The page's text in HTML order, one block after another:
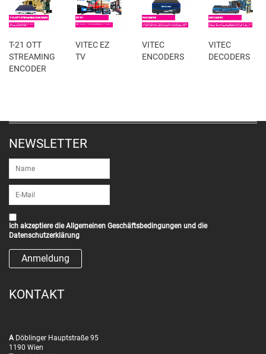
T-21 OTT
STREAMING
ENCODER
VITEC EZ
TV
VITEC
ENCODERS
VITEC
DECODERS
NEWSLETTER
Ich akzeptiere dieAllgemeinen Geschäftsbedingungen und die
Datenschutzerklärung
KONTAKT
A Döblinger Hauptstraße 95
1190 Wien